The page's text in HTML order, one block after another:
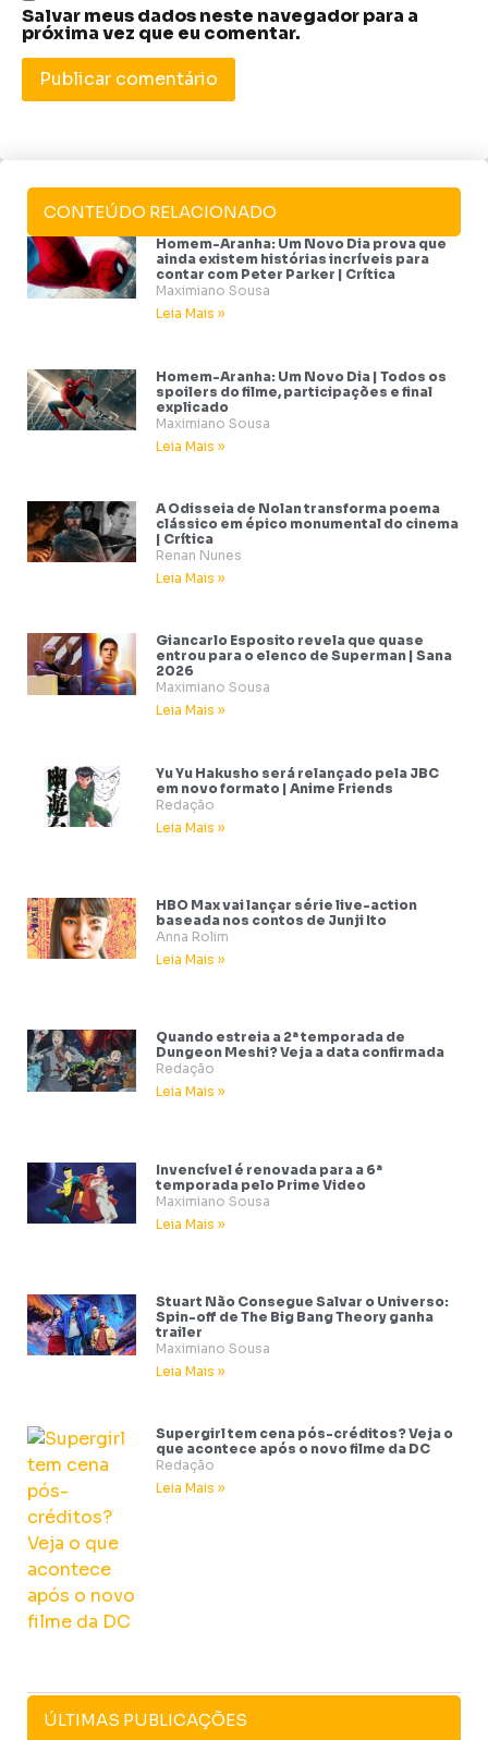
Salvar meus dados neste navegador para a
próxima vez que eu comentar.
CONTEÚDO RELACIONADO
Homem-Aranha: Um Novo Dia prova que
ainda existem histórias incríveis para
contar com Peter Parker | Crítica
Maximiano Sousa
Leia Mais »
Homem-Aranha: Um Novo Dia | Todos os
spoilers do filme, participações e final
explicado
Maximiano Sousa
Leia Mais »
A Odisseia de Nolan transforma poema
clássico em épico monumental do cinema
| Crítica
Renan Nunes
Leia Mais »
Giancarlo Esposito revela que quase
entrou para o elenco de Superman | Sana
2026
Maximiano Sousa
Leia Mais »
Yu Yu Hakusho será relançado pela JBC
em novo formato | Anime Friends
Redação
Leia Mais »
HBO Max vai lançar série live-action
baseada nos contos de Junji Ito
Anna Rolim
Leia Mais »
Quando estreia a 2ª temporada de
Dungeon Meshi? Veja a data confirmada
Redação
Leia Mais »
Invencível é renovada para a 6ª
temporada pelo Prime Video
Maximiano Sousa
Leia Mais »
Stuart Não Consegue Salvar o Universo:
Spin-off de The Big Bang Theory ganha
trailer
Maximiano Sousa
Leia Mais »
Supergirl tem cena pós-créditos? Veja o
que acontece após o novo filme da DC
Redação
Leia Mais »
ÚLTIMAS PUBLICAÇÕES